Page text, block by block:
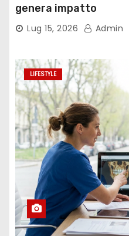
genera impatto
Lug 15, 2026 Admin
LIFESTYLE